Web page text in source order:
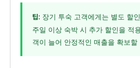
팁: 장기 투숙 고객에게는 별도 할
주일 이상 숙박 시 추가 할인을 적
객이 늘어 안정적인 매출을 확보할